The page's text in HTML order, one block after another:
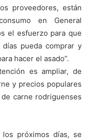
proveedores, están
en General
el esfuerzo para que
pueda comprar y
hacer el asado”.
es ampliar, de
y precios populares
carne rodriguenses
próximos días, se